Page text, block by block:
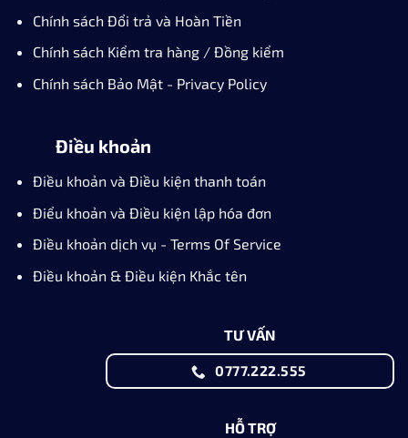
Chính sách Đổi trả và Hoàn Tiền
Chính sách Kiểm tra hàng / Đồng kiểm
Chính sách Bảo Mật - Privacy Policy
Điều khoản
Điều khoản và Điều kiện thanh toán
Điểu khoản và Điều kiện lập hóa đơn
Điều khoản dịch vụ - Terms Of Service
Điều khoản & Điều kiện Khắc tên
TƯ VẤN
0777.222.555
HỖ TRỢ